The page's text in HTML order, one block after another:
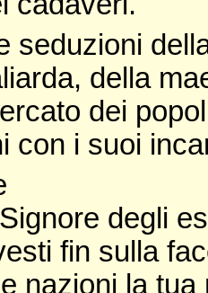
seduzioni
della
dei
con i suoi
degli
fin sulla
nazioni la tua